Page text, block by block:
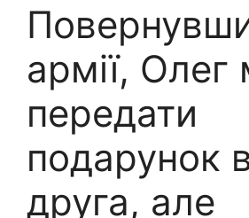
армії, Олег
передати
подарунок
друга, але